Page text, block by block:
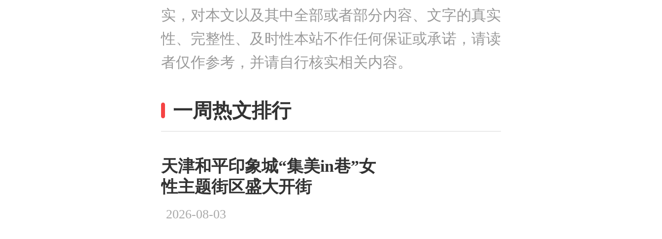
实，对本文以及其中全部或者部分内容、文字的真实
性、完整性、及时性本站不作任何保证或承诺，请读
者仅作参考，并请自行核实相关内容。
一周热文排行
天津和平印象城“集美in巷”女
性主题街区盛大开街
2026-08-03